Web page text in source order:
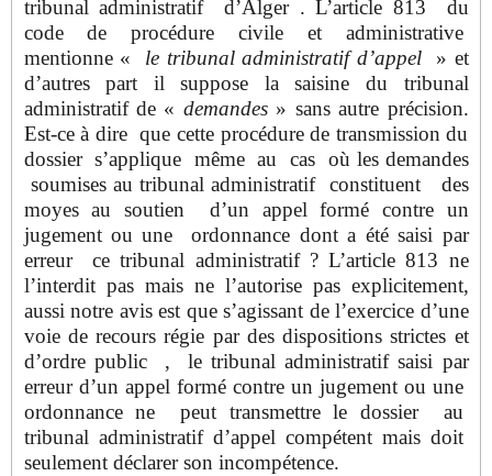
tribunal administratif d’Alger . L’article 813 du
code de procédure civile et administrative
mentionne « le tribunal administratif d’appel» et
d’autres part il suppose la saisine du tribunal
administratif de « demandes» sans autre précision.
Est-ce à dire que cette procédure de transmission du
dossier s’applique même au cas où les demandes
soumises au tribunal administratif constituent des
moyes au soutien d’un appel formé contre un
jugement ou une ordonnance dont a été saisi par
erreur ce tribunal administratif ? L’article 813 ne
l’interdit pas mais ne l’autorise pas explicitement,
aussi notre avis est que s’agissant de l’exercice d’une
voie de recours régie par des dispositions strictes et
d’ordre public , le tribunal administratif saisi par
erreur d’un appel formé contre un jugement ou une
ordonnance ne peut transmettre le dossier au
tribunal administratif d’appel compétent mais doit
seulement déclarer son incompétence.